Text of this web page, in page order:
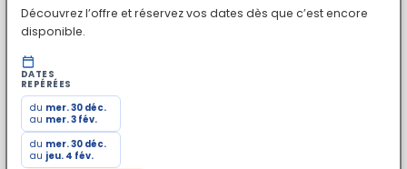
Découvrez l’offre et réservez vos dates dès que c’est encore
disponible.
DATES
REPÉRÉES
du mer. 30 déc.
au mer. 3 fév.
du mer. 30 déc.
au jeu. 4 fév.